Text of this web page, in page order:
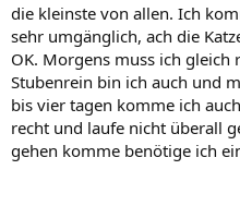
die kleinste von allen. Ich
sehr umgänglich, ach die
OK. Morgens muss ich gleich
Stubenrein bin ich auch und
bis vier tagen komme ich
recht und laufe nicht überall
gehen komme benötige ich